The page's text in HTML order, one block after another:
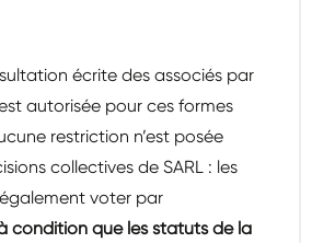
écrite des associés par
autorisée pour ces formes
restriction n’est posée
collectives de SARL : les
voter par
condition que les statuts de la